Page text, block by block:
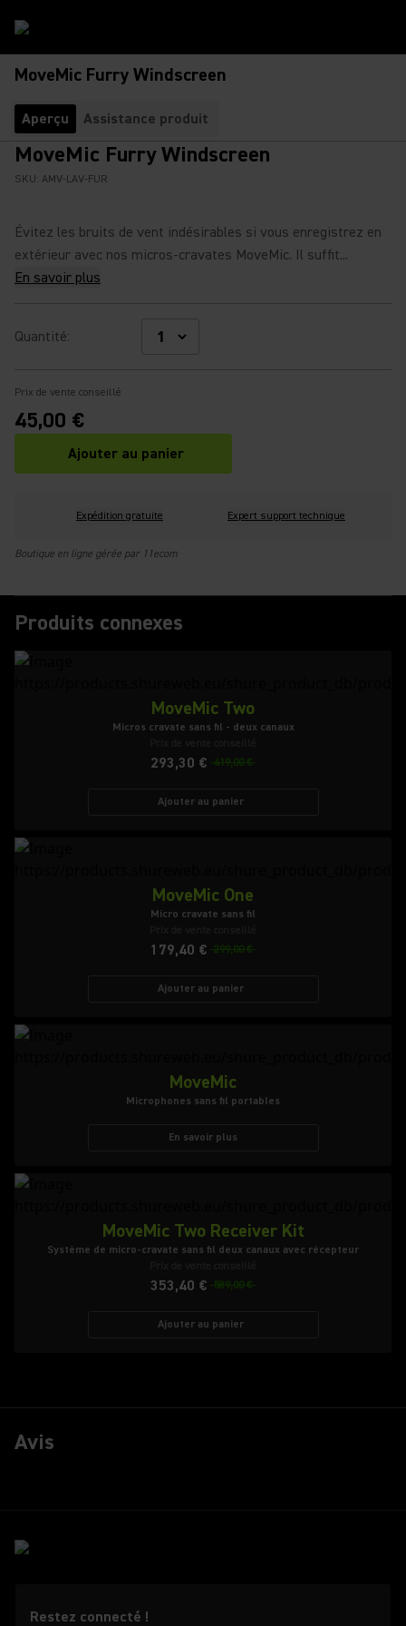
MoveMic Furry Windscreen
Aperçu Assistance produit
MoveMic Furry Windscreen
SKU: AMV-LAV-FUR
Évitez les bruits de vent indésirables si vous enregistrez en
extérieur avec nos micros-cravates MoveMic. Il suffit...
En savoir plus
Quantité:
Prix de vente conseillé
45,00 €
Ajouter au panier
Expédition gratuite Expert support technique
Boutique en ligne gérée par 11ecom
Produits connexes
MoveMic Two
Micros cravate sans fil - deux canaux
293,30 € 419,00 €
Ajouter au panier
MoveMic One
Micro cravate sans fil
179,40 € 299,00 €
Ajouter au panier
MoveMic
Microphones sans fil portables
En savoir plus
MoveMic Two Receiver Kit
Système de micro-cravate sans fil deux canaux avec récepteur
353,40 € 589,00 €
Ajouter au panier
Avis
Restez connecté !